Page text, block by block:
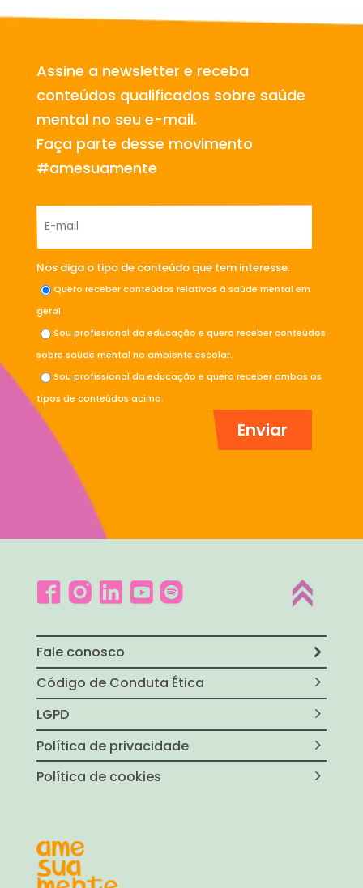
Assine a newsletter e receba
conteúdos qualificados sobre saúde
mental no seu e-mail.
Faça parte desse movimento
#amesuamente
Nos diga o tipo de conteúdo que tem interesse:
Quero receber conteúdos relativos à saúde mental em
geral.
Sou profissional da educação e quero receber conteúdos
sobre saúde mental no ambiente escolar.
Sou profissional da educação e quero receber ambos os
tipos de conteúdos acima.
Fale conosco
Código de Conduta Ética
LGPD
Política de privacidade
Política de cookies